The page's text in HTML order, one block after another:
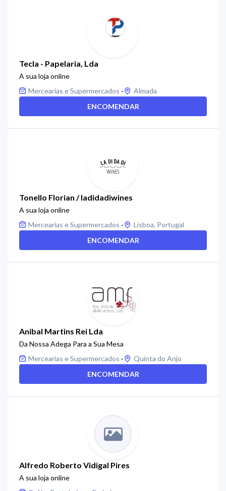
Tecla - Papelaria, Lda
A sua loja online
Mercearias e Supermercados ·
Almada
ENCOMENDAR
Tonello Florian / ladidadiwines
A sua loja online
Mercearias e Supermercados ·
Lisboa, Portugal
ENCOMENDAR
Anibal Martins Rei Lda
Da Nossa Adega Para a Sua Mesa
Mercearias e Supermercados ·
Quinta do Anjo
ENCOMENDAR
Alfredo Roberto Vidigal Pires
A sua loja online